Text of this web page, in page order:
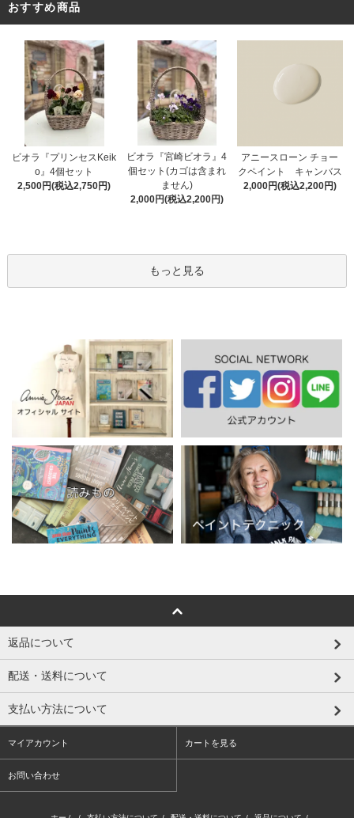
おすすめ商品
ビオラ『プリンセスKeik
o』4個セット
2,500円(税込2,750円)
ビオラ『宮崎ビオラ』4
個セット(カゴは含まれ
ません)
2,000円(税込2,200円)
アニースローン チョー
クペイント キャンバス
2,000円(税込2,200円)
もっと見る
返品について
配送・送料について
支払い方法について
マイアカウント カートを見る
お問い合わせ